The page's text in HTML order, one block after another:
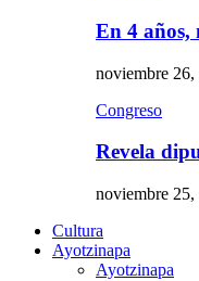
En 4 años,
noviembre 26,
Congreso
Revela
noviembre 25,
Cultura
Ayotzinapa
Ayotzinapa